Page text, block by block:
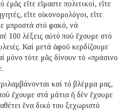
εἴτε εἴμαστε πολιτικοί, εἴτε
εἴτε οἰκονομολόγοι, εἴτε
μπροστά στό φακό, νά
100 λέξεις αὐτό πού ἔχουμε στό
Καί μετά ἀφοῦ κερδίζουμε
μόνο τότε μᾶς δίνουν τό «πράσινο
καί τό βλέμμα μας,
ἔχουμε στά μάτια ἤ δέν ἔχουμε
ἕνα δικό του ξεχωριστό